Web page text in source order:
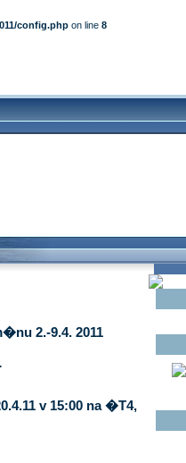
config.php on line 8
2.-9.4. 2011
.
v 15:00 na �T4,